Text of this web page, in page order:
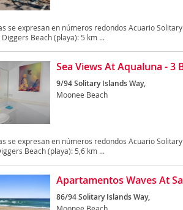
se expresan en números redondos Acuario
Diggers Beach (playa): 5 km ...
Sea Views At Aqualuna - 3
9/94 Solitary Islands Way,
Moonee Beach
se expresan en números redondos Acuario
Beach (playa): 5,6 km ...
Apartamentos Waves At
86/94 Solitary Islands Way,